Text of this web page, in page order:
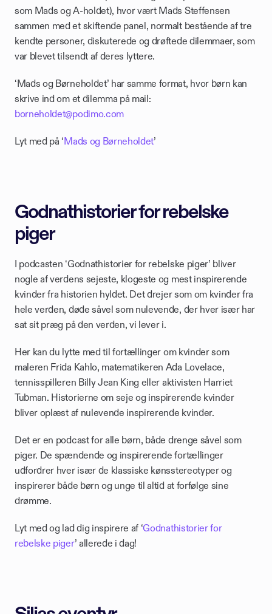
som Mads og A-holdet), hvor vært Mads Steffensen
sammen med et skiftende panel, normalt bestående af tre
kendte personer, diskuterede og drøftede dilemmaer, som
var blevet tilsendt af deres lyttere.
‘Mads og Børneholdet’ har samme format, hvor børn kan
borneholdet@podimo.com
Lyt med på ‘Mads og Børneholdet’
Godnathistorier for rebelske
piger
I podcasten ‘Godnathistorier for rebelske piger’ bliver
nogle af verdens sejeste, klogeste og mest inspirerende
kvinder fra historien hyldet. Det drejer som om kvinder fra
hele verden, døde såvel som nulevende, der hver især har
sat sit præg på den verden, vi lever i.
Her kan du lytte med til fortællinger om kvinder som
maleren Frida Kahlo, matematikeren Ada Lovelace,
tennisspilleren Billy Jean King eller aktivisten Harriet
Tubman. Historierne om seje og inspirerende kvinder
bliver oplæst af nulevende inspirerende kvinder.
Det er en podcast for alle børn, både drenge såvel som
piger. De spændende og inspirerende fortællinger
udfordrer hver især de klassiske kønsstereotyper og
inspirerer både børn og unge til altid at forfølge sine
drømme.
Lyt med og lad dig inspirere af ‘Godnathistorier for
rebelske piger’ allerede i dag!